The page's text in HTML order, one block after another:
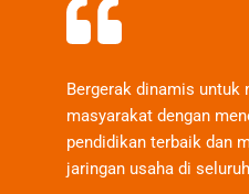
Bergerak dinamis untuk
masyarakat dengan
pendidikan terbaik dan
jaringan usaha di